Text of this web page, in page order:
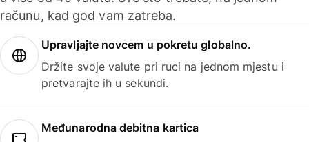
računu, kad god vam zatreba.
Upravljajte novcem u pokretu globalno.
Držite svoje valute pri ruci na jednom mjestu i
pretvarajte ih u sekundi.
Međunarodna debitna kartica